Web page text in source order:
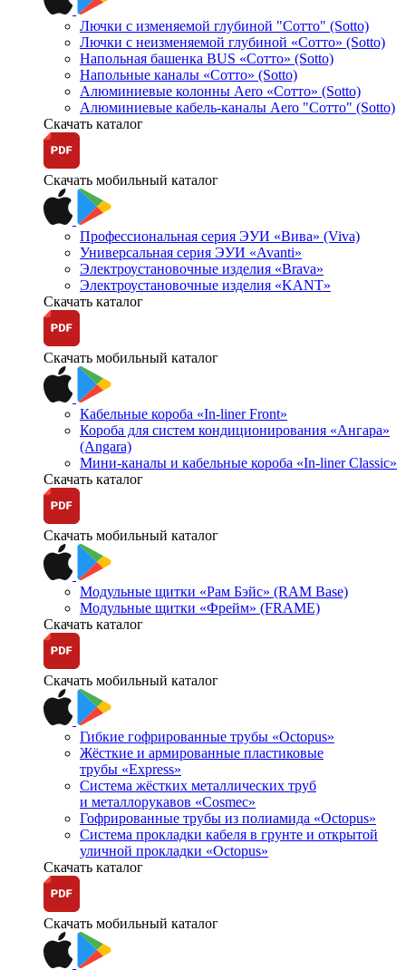
Лючки с изменяемой глубиной "Сотто" (Sotto)
Лючки с неизменяемой глубиной «Сотто» (Sotto)
Напольная башенка BUS «Сотто» (Sotto)
Напольные каналы «Сотто» (Sotto)
Алюминиевые колонны Aero «Сотто» (Sotto)
Алюминиевые кабель-каналы Aero "Сотто" (Sotto)
Скачать каталог
Скачать мобильный каталог
Профессиональная серия ЭУИ «Вива» (Viva)
Универсальная серия ЭУИ «Avanti»
Электроустановочные изделия «Brava»
Электроустановочные изделия «KANT»
Скачать каталог
Скачать мобильный каталог
Кабельные короба «In-liner Front»
Короба для систем кондиционирования «Ангара»
(Angara)
Мини-каналы и кабельные короба «In-liner Classic»
Скачать каталог
Скачать мобильный каталог
Модульные щитки «Рам Бэйс» (RAM Base)
Модульные щитки «Фрейм» (FRAME)
Скачать каталог
Скачать мобильный каталог
Гибкие гофрированные трубы «Octopus»
Жёсткие и армированные пластиковые
трубы «Express»
Система жёстких металлических труб
и металлорукавов «Cosmec»
Гофрированные трубы из полиамида «Octopus»
Система прокладки кабеля в грунте и открытой
уличной прокладки «Octopus»
Скачать каталог
Скачать мобильный каталог